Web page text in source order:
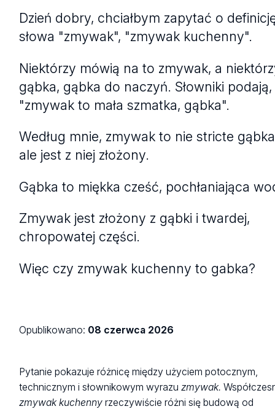
Dzień dobry, chciałbym zapytać o
słowa "zmywak", "zmywak kuchenny".
Niektórzy mówią na to zmywak, a
gąbka, gąbka do naczyń. Słowniki
"zmywak to mała szmatka, gąbka".
Według mnie, zmywak to nie stricte
ale jest z niej złożony.
Gąbka to miękka cześć, pochłaniająca
Zmywak jest złożony z gąbki i twardej,
chropowatej części.
Więc czy zmywak kuchenny to gabka?
Opublikowano: 08 czerwca 2026
Pytanie pokazuje różnicę między użyciem potocznym,
technicznym i słownikowym wyrazuzmywak.
zmywak kuchenny rzeczywiście różni się budową od